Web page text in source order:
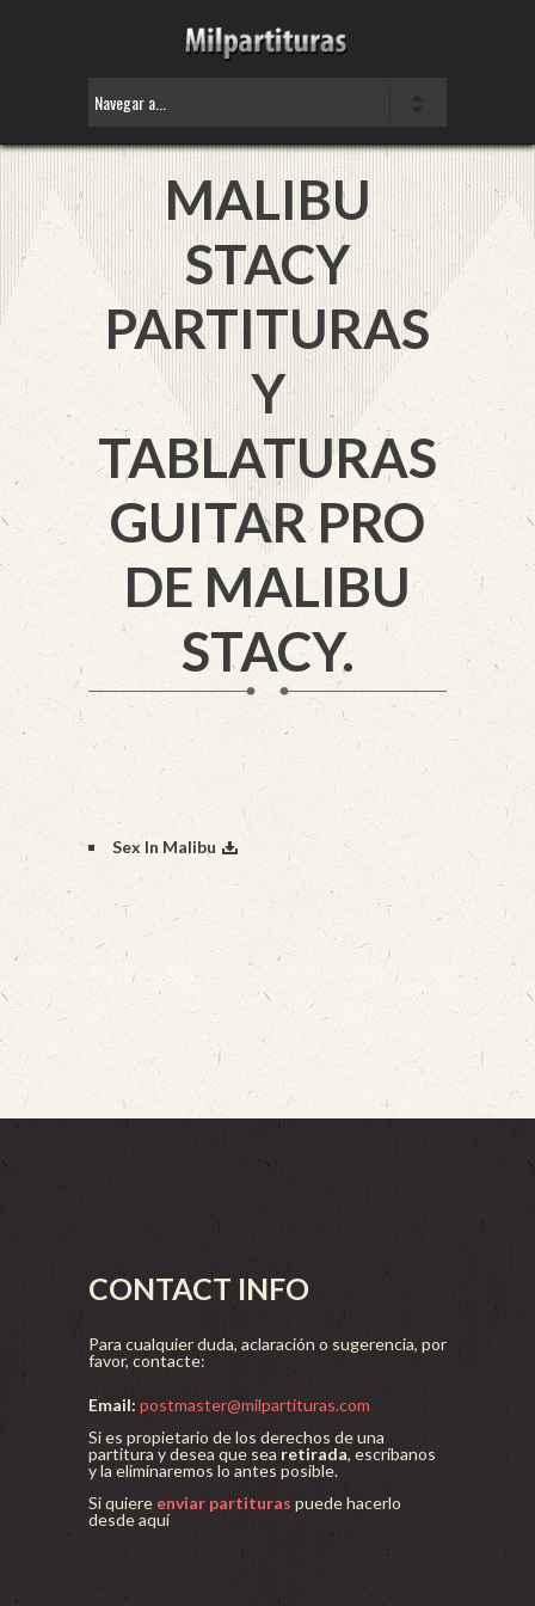
MALIBU
STACY
PARTITURAS
Y
TABLATURAS
GUITAR PRO
DE MALIBU
STACY.
Sex In Malibu
CONTACT INFO
Para cualquier duda, aclaración o sugerencia, por
favor, contacte:
Email: postmaster@milpartituras.com
Si es propietario de los derechos de una
partitura y desea que sea retirada, escríbanos
y la eliminaremos lo antes posible.
Si quiere enviar partituras puede hacerlo
desde aquí